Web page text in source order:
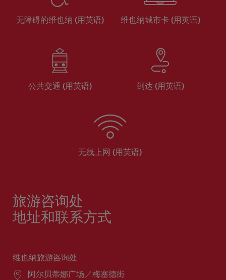
无障碍的维也纳 (用英语) 维也纳城市卡 (用英语)
公共交通 (用英语) 到达 (用英语)
无线上网 (用英语)
旅游咨询处
地址和联系方式
维也纳旅游咨询处
阿尔贝蒂娜广场／梅塞德街